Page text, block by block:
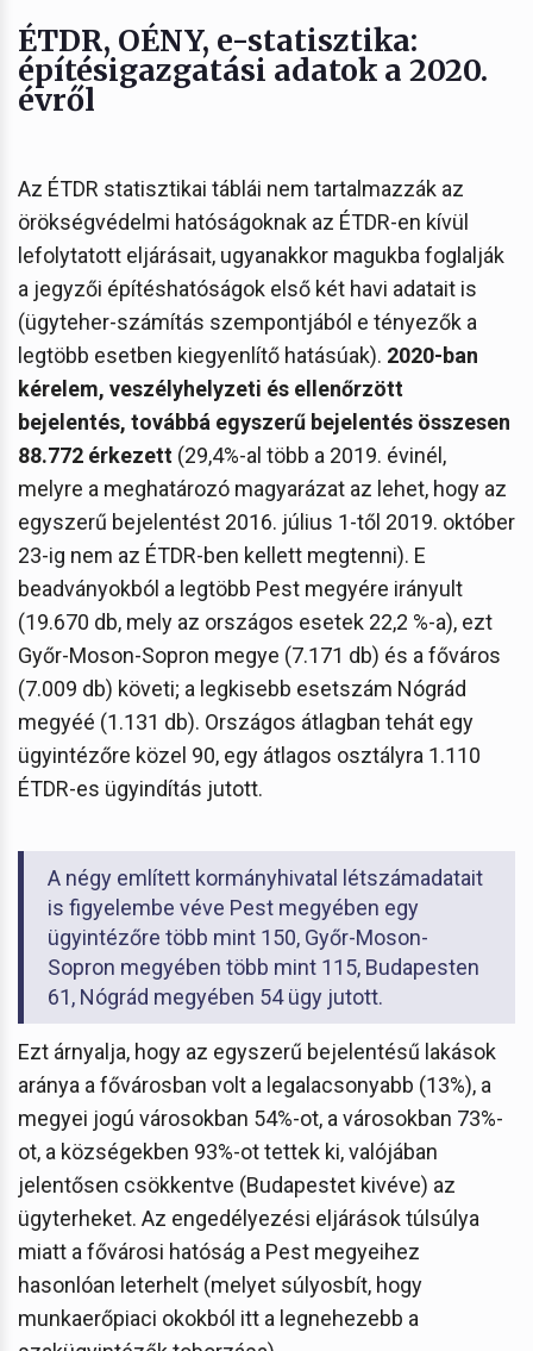
ÉTDR, OÉNY, e-statisztika:
építésigazgatási adatok a 2020.
évről
Az ÉTDR statisztikai táblái nem tartalmazzák az
örökségvédelmi hatóságoknak az ÉTDR-en kívül
lefolytatott eljárásait, ugyanakkor magukba foglalják
a jegyzői építéshatóságok első két havi adatait is
(ügyteher-számítás szempontjából e tényezők a
legtöbb esetben kiegyenlítő hatásúak). 2020-ban
kérelem, veszélyhelyzeti és ellenőrzött
bejelentés, továbbá egyszerű bejelentés összesen
88.772 érkezett (29,4%-al több a 2019. évinél,
melyre a meghatározó magyarázat az lehet, hogy az
egyszerű bejelentést 2016. július 1-től 2019. október
23-ig nem az ÉTDR-ben kellett megtenni). E
beadványokból a legtöbb Pest megyére irányult
(19.670 db, mely az országos esetek 22,2 %-a), ezt
Győr-Moson-Sopron megye (7.171 db) és a főváros
(7.009 db) követi; a legkisebb esetszám Nógrád
megyéé (1.131 db). Országos átlagban tehát egy
ügyintézőre közel 90, egy átlagos osztályra 1.110
ÉTDR-es ügyindítás jutott.
A négy említett kormányhivatal létszámadatait
is figyelembe véve Pest megyében egy
ügyintézőre több mint 150, Győr-Moson-
Sopron megyében több mint 115, Budapesten
61, Nógrád megyében 54 ügy jutott.
Ezt árnyalja, hogy az egyszerű bejelentésű lakások
aránya a fővárosban volt a legalacsonyabb (13%), a
megyei jogú városokban 54%-ot, a városokban 73%-
ot, a községekben 93%-ot tettek ki, valójában
jelentősen csökkentve (Budapestet kivéve) az
ügyterheket. Az engedélyezési eljárások túlsúlya
miatt a fővárosi hatóság a Pest megyeihez
hasonlóan leterhelt (melyet súlyosbít, hogy
munkaerőpiaci okokból itt a legnehezebb a